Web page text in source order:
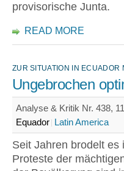
provisorische Junta.
READ MORE
ZUR SITUATION IN ECUADOR
Ungebrochen
Analyse & Kritik Nr. 438,
Equador Latin America
Seit Jahren brodelt es
Proteste der